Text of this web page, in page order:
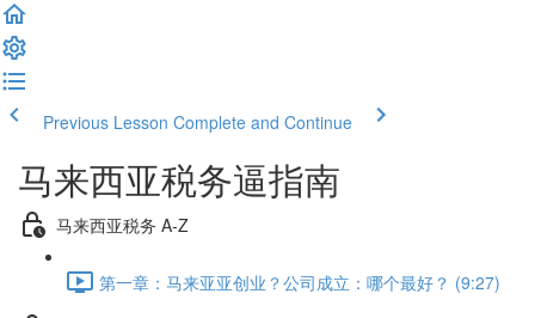
Previous Lesson Complete and Continue
马来西亚税务逼指南
马来西亚税务 A-Z
第一章：马来亚亚创业？公司成立：哪个最好？ (9:27)